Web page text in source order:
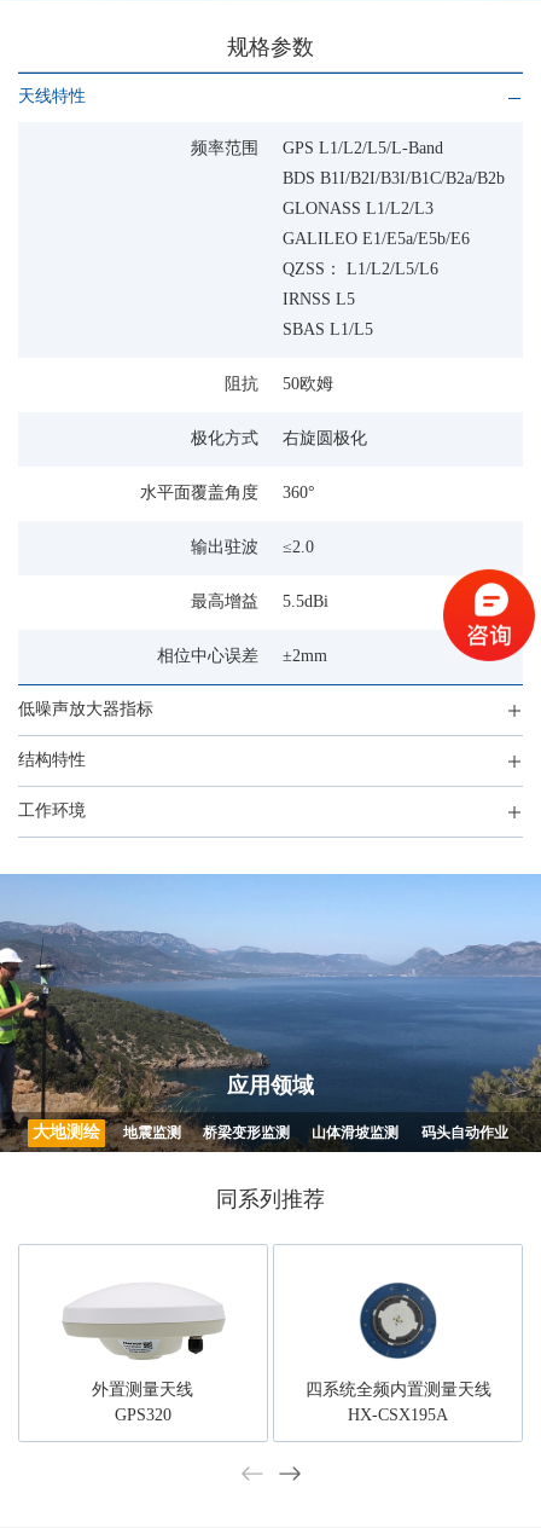
规格参数
天线特性
频率范围
GPS L1/L2/L5/L-Band
BDS B1I/B2I/B3I/B1C/B2a/B2b
GLONASS L1/L2/L3
GALILEO E1/E5a/E5b/E6
QZSS： L1/L2/L5/L6
IRNSS L5
SBAS L1/L5
阻抗 50欧姆
极化方式 右旋圆极化
水平面覆盖角度 360°
输出驻波 ≤2.0
最高增益 5.5dBi
相位中心误差 ±2mm
低噪声放大器指标
结构特性
工作环境
应用领域
大地测绘 地震监测 桥梁变形监测 山体滑坡监测 码头自动作业
同系列推荐
外置测量天线
GPS320
四系统全频内置测量天线
HX-CSX195A